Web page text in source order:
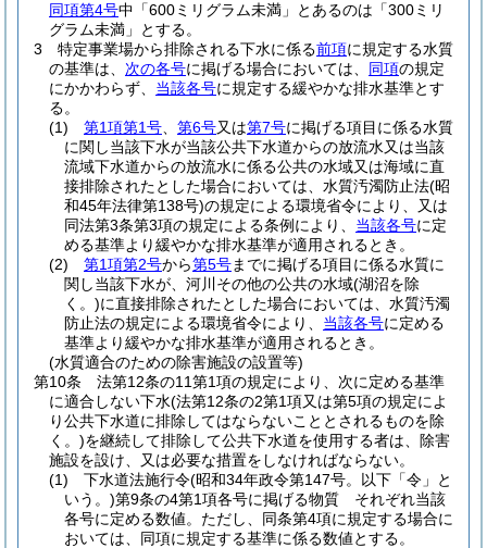
同項第4号中「600ミリグラム未満」とあるのは「300ミリ
グラム未満」とする。
3
特定事業場から排除される下水に係る前項に規定する水質
の基準は、 次の各号に掲げる場合においては、 同項の規定
にかかわらず、 当該各号に規定する緩やかな排水基準とす
る。
(1)
第1項第1号 第6号又は第7号に掲げる項目に係る水質
に関し当該下水が当該公共下水道からの放流水又は当該
流域下水道からの放流水に係る公共の水域又は海域に直
接排除されたとした場合においては、水質汚濁防止法(昭
和45年法律第138号)の規定による環境省令により、又は
同法第3条第3項の規定による条例により、 当該各号に定
める基準より緩やかな排水基準が適用されるとき。
(2)
第1項第2号から第5号までに掲げる項目に係る水質に
関し当該下水が、河川その他の公共の水域(湖沼を除
く。)に直接排除されたとした場合においては、水質汚濁
防止法の規定による環境省令により、 当該各号に定める
基準より緩やかな排水基準が適用されるとき。
(水質適合のための除害施設の設置等)
第10条
法第12条の11第1項の規定により、次に定める基準
に適合しない下水(法第12条の2第1項又は第5項の規定によ
り公共下水道に排除してはならないこととされるものを除
く。)を継続して排除して公共下水道を使用する者は、除害
施設を設け、又は必要な措置をしなければならない。
(1)
下水道法施行令(昭和34年政令第147号。以下「令」と
いう。)第9条の4第1項各号に掲げる物質 それぞれ当該
各号に定める数値。 ただし、同条第4項に規定する場合に
おいては、同項に規定する基準に係る数値とする。